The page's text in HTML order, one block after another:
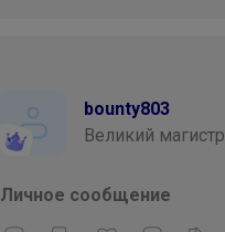
bounty803
Великий магистр
Личное сообщение